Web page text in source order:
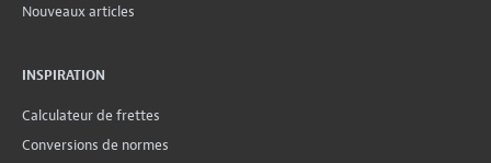
Nouveaux articles
INSPIRATION
Calculateur de frettes
Conversions de normes